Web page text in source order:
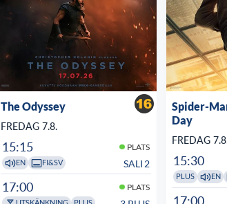
The Odyssey
FREDAG 7.8.
15:15 PLATS
EN FI&SV SALI 2
17:00 PLATS
Spider-
Day
FREDAG
15:30
PLUS EN
17:00